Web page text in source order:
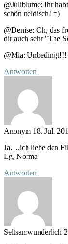
@Juliblume: Ihr
schön neidisch! =)
@Denise: Oh, das
dir auch sehr "The
@Mia: Unbedingt!!!
Antworten
Anonym 18. Juli
Ja….ich liebe den
Lg, Norma
Antworten
Seltsamwunderlich